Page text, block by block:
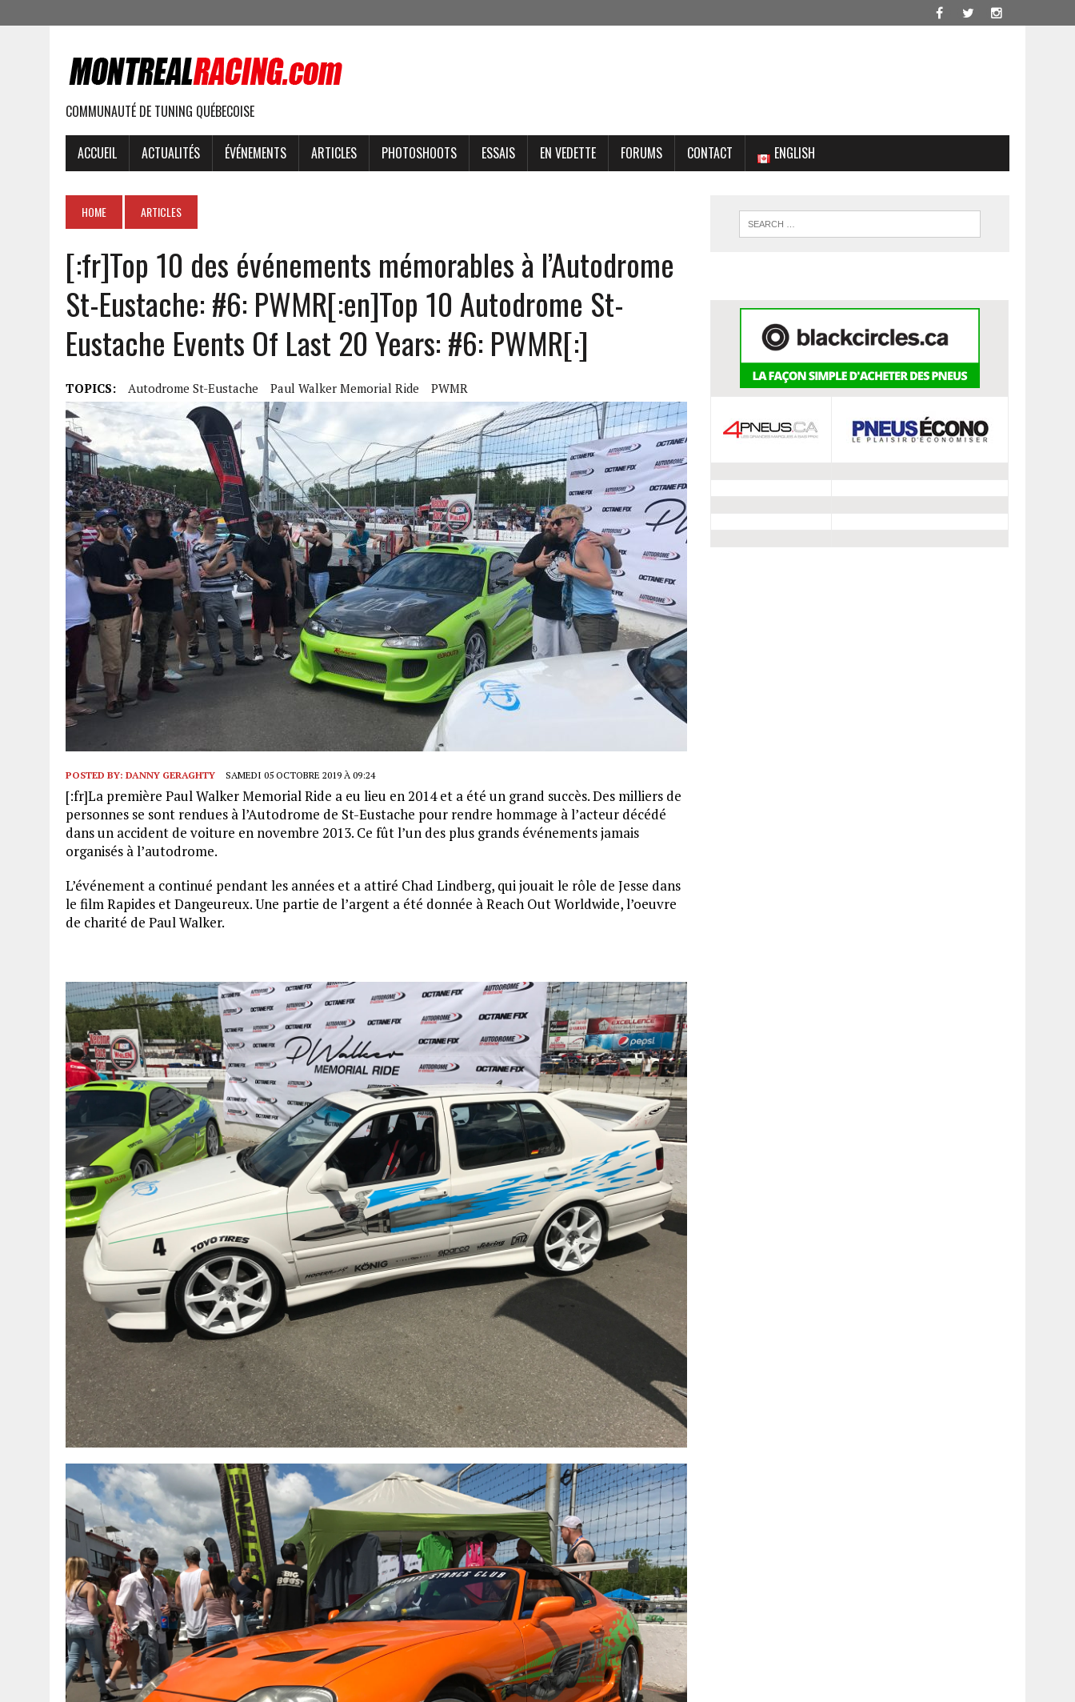
COMMUNAUTÉ DE TUNING QUÉBECOISE
ACCUEIL ACTUALITÉS ÉVÉNEMENTS ARTICLES PHOTOSHOOTS ESSAIS EN VEDETTE FORUMS CONTACT ENGLISH
HOME ARTICLES
[:fr]Top 10 des événements mémorables à l’Autodrome
St-Eustache: #6: PWMR[:en]Top 10 Autodrome St-
Eustache Events Of Last 20 Years: #6: PWMR[:]
TOPICS: Autodrome St-Eustache Paul Walker Memorial Ride PWMR
POSTED BY: DANNY GERAGHTY SAMEDI 05 OCTOBRE 2019 À 09:24
[:fr]La première Paul Walker Memorial Ride a eu lieu en 2014 et a été un grand succès. Des milliers de
personnes se sont rendues à l’Autodrome de St-Eustache pour rendre hommage à l’acteur décédé
dans un accident de voiture en novembre 2013. Ce fût l’un des plus grands événements jamais
organisés à l’autodrome.
L’événement a continué pendant les années et a attiré Chad Lindberg, qui jouait le rôle de Jesse dans
le film Rapides et Dangeureux. Une partie de l’argent a été donnée à Reach Out Worldwide, l’oeuvre
de charité de Paul Walker.